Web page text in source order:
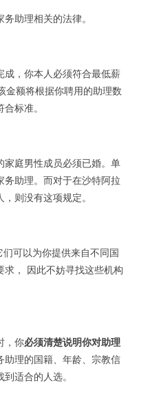
助理相关的法律。
成，你本人必须符合最低薪
金额将根据你聘用的助理数
标准。
家庭男性成员必须已婚。单
助理。而对于在沙特阿拉
则没有这项规定。
们可以为你提供来自不同国
， 因此不妨寻找这些机构
，你必须清楚说明你对助理
助理的国籍、年龄、宗教信
适合的人选。